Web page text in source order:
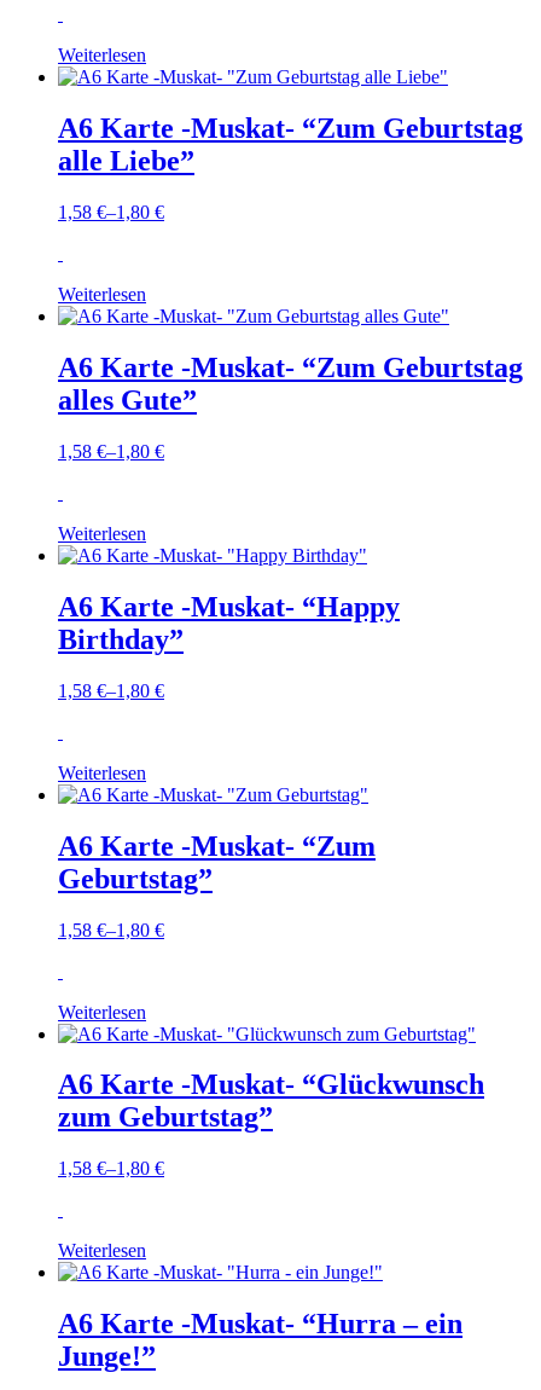
Weiterlesen
A6 Karte -Muskat- “Zum Geburtstag
alle Liebe”
1,58 €–1,80 €
Weiterlesen
A6 Karte -Muskat- “Zum Geburtstag
alles Gute”
1,58 €–1,80 €
Weiterlesen
A6 Karte -Muskat- “Happy
Birthday”
1,58 €–1,80 €
Weiterlesen
A6 Karte -Muskat- “Zum
Geburtstag”
1,58 €–1,80 €
Weiterlesen
A6 Karte -Muskat- “Glückwunsch
zum Geburtstag”
1,58 €–1,80 €
Weiterlesen
A6 Karte -Muskat- “Hurra – ein
Junge!”